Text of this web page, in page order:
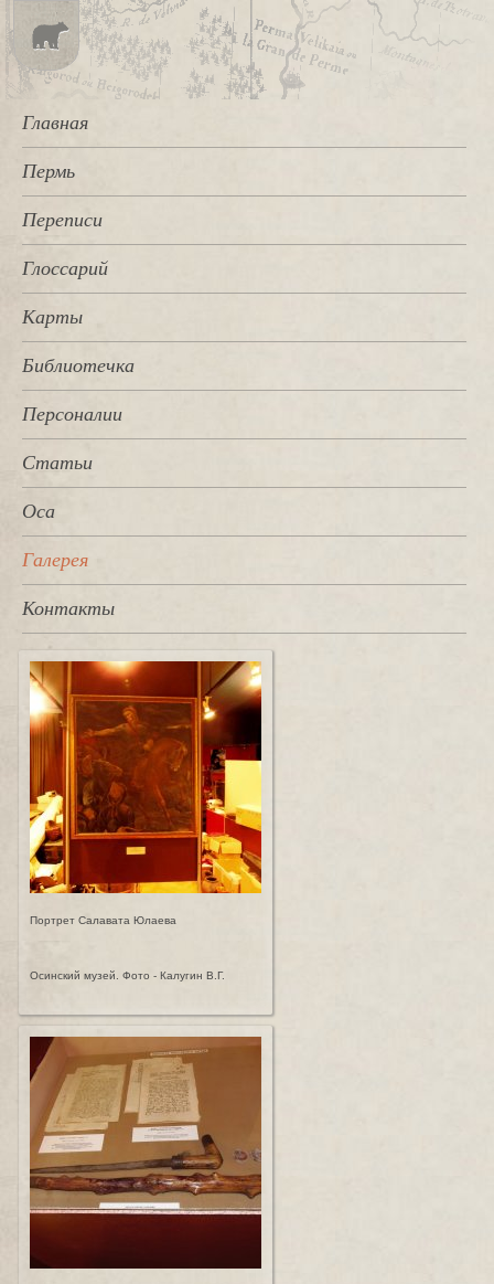
Главная
Пермь
Переписи
Глоссарий
Карты
Библиотечка
Персоналии
Статьи
Оса
Галерея
Контакты
Портрет Салавата Юлаева
Осинский музей. Фото - Калугин В.Г.